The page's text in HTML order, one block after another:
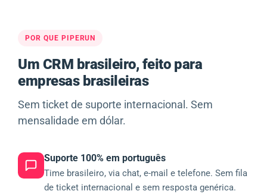
POR QUE PIPERUN
Um CRM brasileiro, feito para
empresas brasileiras
Sem ticket de suporte internacional. Sem
mensalidade em dólar.
Suporte 100% em português
Time brasileiro, via chat, e-mail e telefone. Sem fila
de ticket internacional e sem resposta genérica.